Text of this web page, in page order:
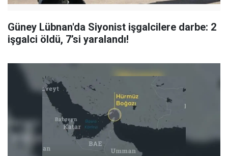
Güney Lübnan'da Siyonist işgalcilere darbe: 2
işgalci öldü, 7’si yaralandı!